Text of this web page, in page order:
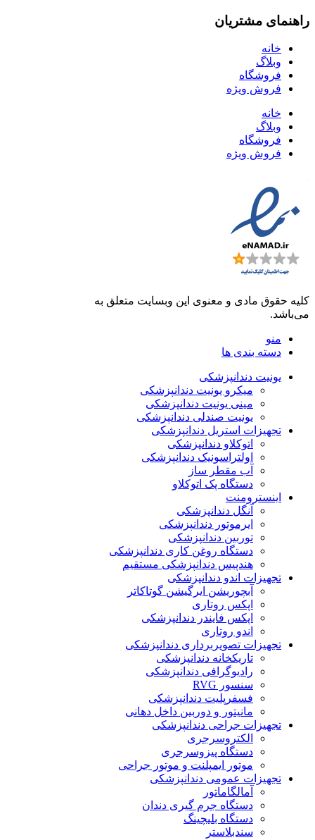
راهنمای مشتریان
خانه
وبلاگ
فروشگاه
فروش ویژه
خانه
وبلاگ
فروشگاه
فروش ویژه
کلیه حقوق مادی و معنوی این وبسایت متعلق به
می‌باشد.
منو
دسته بندی ها
یونیت دندانپزشکی
میکرو یونیت دندانپزشکی
مینی یونیت دندانپزشکی
یونیت صندلی دندانپزشکی
تجهیزات استریل دندانپزشکی
اتوکلاو دندانپزشکی
اولتراسونیک دندانپزشکی
آب مقطر ساز
دستگاه پک اتوکلاو
اینسترومنت
آنگل دندانپزشکی
ایرموتور دندانپزشکی
توربین دندانپزشکی
دستگاه روغن کاری دندانپزشکی
هندپیس دندانپزشکی مستقیم
تجهیزات اندو دندانپزشکی
آبچوریشن ایرگیشن گوتاکاتر
اپکس روتاری
اپکس فایندر دندانپزشکی
اندو روتاری
تجهیزات تصویربرداری دندانپزشکی
تاریکخانه دندانپزشکی
رادیوگرافی دندانپزشکی
سنسور RVG
فسفرپلیت دندانپزشکی
مانیتور و دوربین داخل دهانی
تجهیزات جراحی دندانپزشکی
الکتروسرجری
دستگاه پیزوسرجری
موتور ایمپلنت و موتور جراحی
تجهیزات عمومی دندانپزشکی
آمالگاماتور
دستگاه جرم گیری دندان
دستگاه بلیچینگ
سندبلاستر